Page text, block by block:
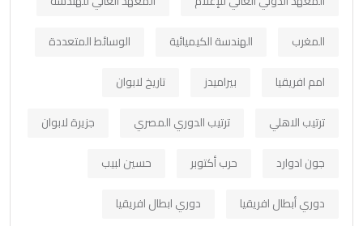
المغرب
الهندسة الكيميائية
الوسائط المتعددة
امم افريقيا
بيراميدز
تاريخ لابوان
ترتيب الاهلي
ترتيب الدوري المصري
جزيرة لابوان
جون ادوارد
حرب أكتوبر
حسين لبيب
دوري أبطال افريقيا
دوري ابطال افريقيا